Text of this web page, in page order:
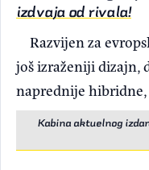
izdvaja od rivala!
Razvijen za
još izraženiji dizajn,
naprednije
Kabina aktuelnog